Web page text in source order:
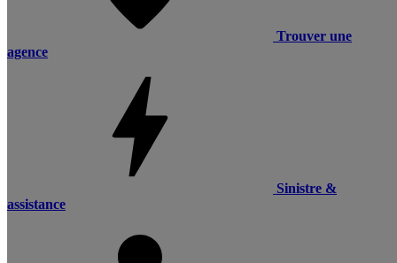
Trouver une
agence
Sinistre &
assistance